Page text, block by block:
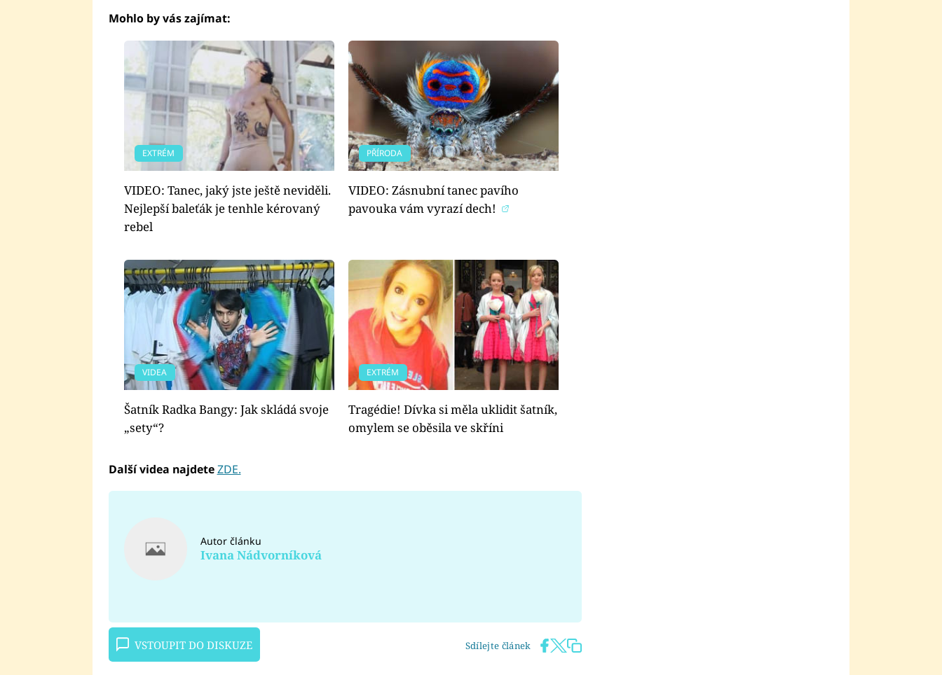
Mohlo by vás zajímat:
EXTRÉM
VIDEO: Tanec, jaký jste ještě neviděli.
Nejlepší baleťák je tenhle kérovaný
rebel
PŘÍRODA
VIDEO: Zásnubní tanec pavího
pavouka vám vyrazí dech!
VIDEA
Šatník Radka Bangy: Jak skládá svoje
„sety“?
EXTRÉM
Tragédie! Dívka si měla uklidit šatník,
omylem se oběsila ve skříni
Další videa najdeteZDE.
Autor článku
Ivana Nádvorníková
VSTOUPIT DO DISKUZE Sdílejte článek